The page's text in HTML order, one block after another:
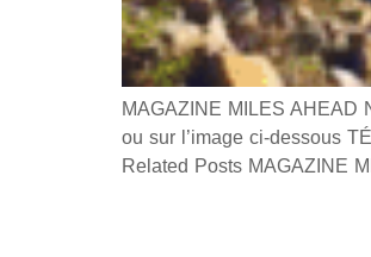
MAGAZINE MILES AHEAD
ou sur l’image ci-dessous
Related Posts MAGAZINE